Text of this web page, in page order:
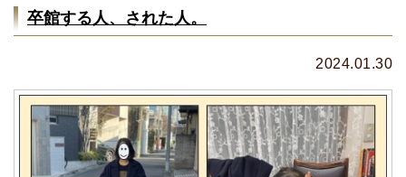
卒館する人、された人。
2024.01.30